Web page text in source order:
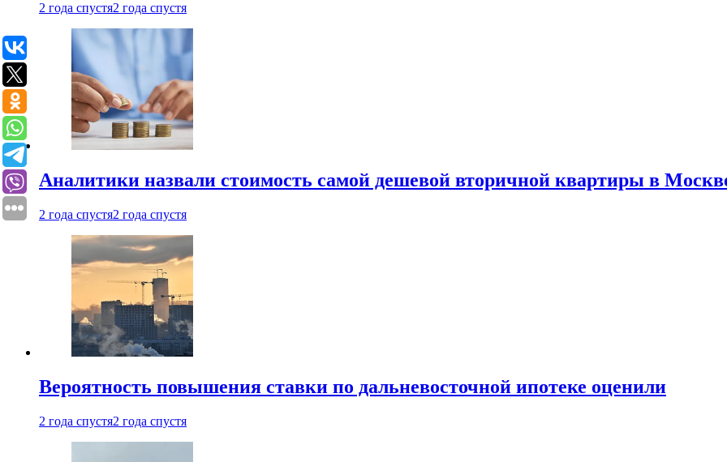
2 года спустя2 года спустя
Аналитики назвали стоимость самой дешевой вторичной квартиры в
2 года спустя2 года спустя
Вероятность повышения ставки по дальневосточной ипотеке оценили
2 года спустя2 года спустя